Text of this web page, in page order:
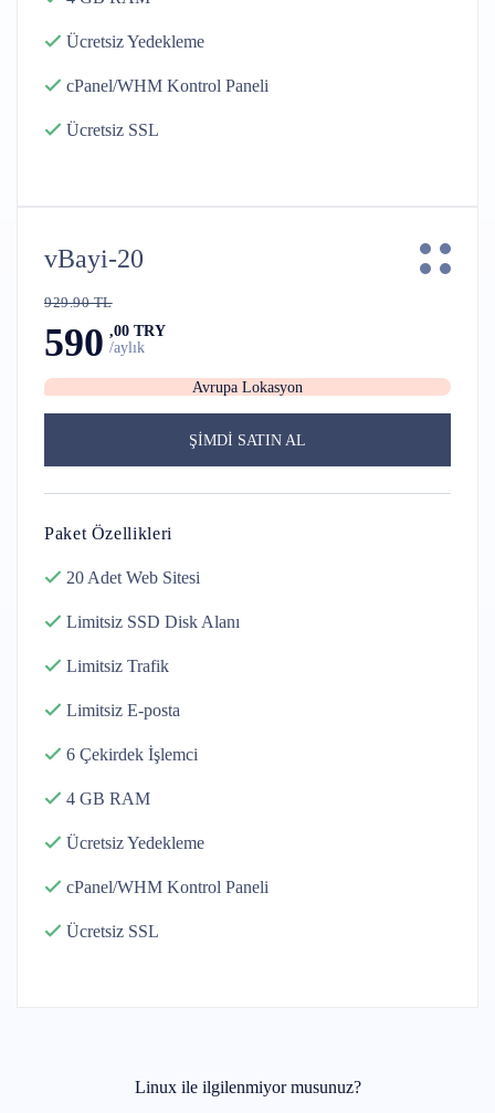
ÜcretsizYedekleme
cPanel/WHM Kontrol Paneli
Ücretsiz SSL
vBayi-20
929.90 TL
590 ,00 TRY
/aylık
Avrupa Lokasyon
ŞİMDİ SATIN AL
Paket Özellikleri
20 Adet Web Sitesi
Limitsiz SSD Disk Alanı
Limitsiz Trafik
Limitsiz E-posta
6 Çekirdek İşlemci
4 GB RAM
ÜcretsizYedekleme
cPanel/WHM Kontrol Paneli
Ücretsiz SSL
Linux ile ilgilenmiyor musunuz?